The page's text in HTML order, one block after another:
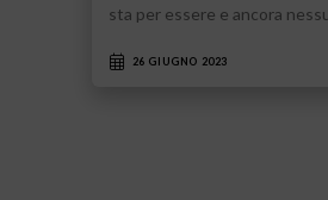
sta per essere e ancora
26 GIUGNO 2023